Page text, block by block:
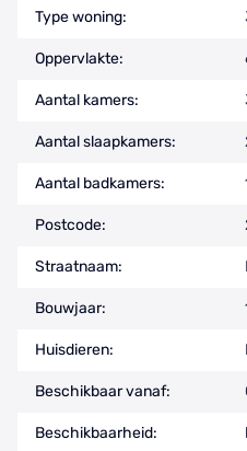
Type woning:
Oppervlakte:
Aantal kamers:
Aantal slaapkamers:
Aantal badkamers:
Postcode:
Straatnaam:
Bouwjaar:
Huisdieren:
Beschikbaar vanaf:
Beschikbaarheid: